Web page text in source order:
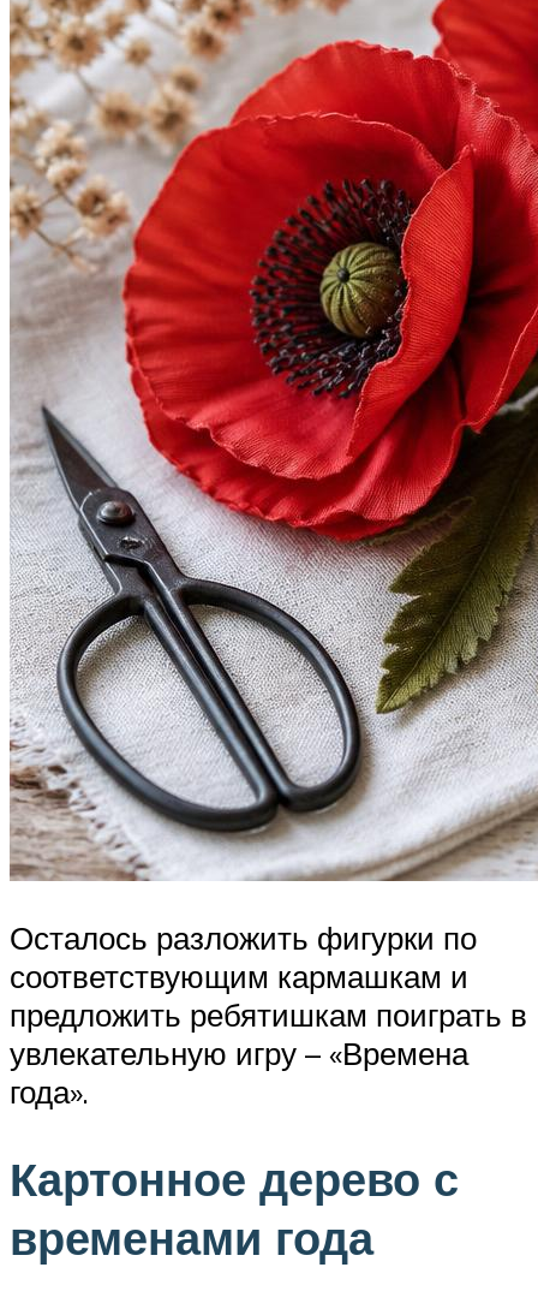
Осталось разложить фигурки по
соответствующим кармашкам и
предложить ребятишкам поиграть в
увлекательную игру – «Времена
года».
Картонное дерево с
временами года